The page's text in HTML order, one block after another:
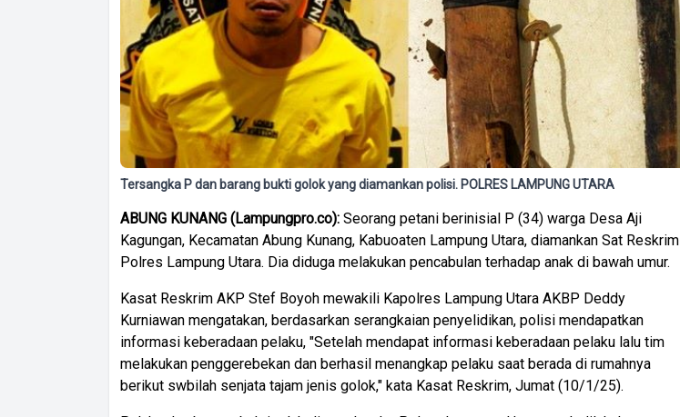
Tersangka P dan barang bukti golok yang diamankan polisi. POLRES LAMPUNG UTARA
ABUNG KUNANG (Lampungpro.co): Seorang petani berinisial P (34) warga Desa Aji
Kagungan, Kecamatan Abung Kunang, Kabuoaten Lampung Utara, diamankan Sat Reskrim
Polres Lampung Utara. Dia diduga melakukan pencabulan terhadap anak di bawah umur.
Kasat Reskrim AKP Stef Boyoh mewakili Kapolres Lampung Utara AKBP Deddy
Kurniawan mengatakan, berdasarkan serangkaian penyelidikan, polisi mendapatkan
informasi keberadaan pelaku, "Setelah mendapat informasi keberadaan pelaku lalu tim
melakukan penggerebekan dan berhasil menangkap pelaku saat berada di rumahnya
berikut swbilah senjata tajam jenis golok," kata Kasat Reskrim, Jumat (10/1/25).